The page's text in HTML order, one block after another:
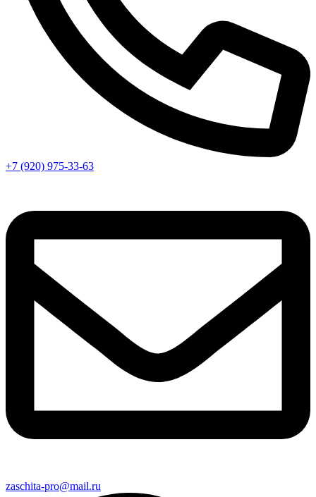
+7 (920) 975-33-63
zaschita-pro@mail.ru